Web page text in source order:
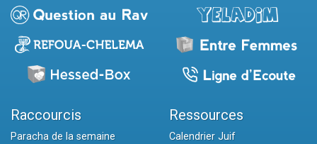
Raccourcis
Paracha de la semaine
Ressources
Calendrier Juif